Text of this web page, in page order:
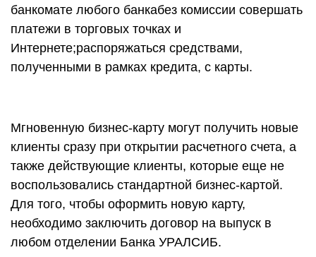
банкомате любого банкабез комиссии совершать
платежи в торговых точках и
Интернете;распоряжаться средствами,
полученными в рамках кредита, с карты.
Мгновенную бизнес-карту могут получить новые
клиенты сразу при открытии расчетного счета, а
также действующие клиенты, которые еще не
воспользовались стандартной бизнес-картой.
Для того, чтобы оформить новую карту,
необходимо заключить договор на выпуск в
любом отделении Банка УРАЛСИБ.